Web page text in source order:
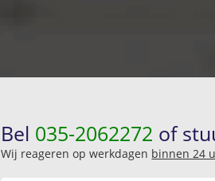
Bel 035-2062272 of
Wij reageren op werkdagen binnen 24